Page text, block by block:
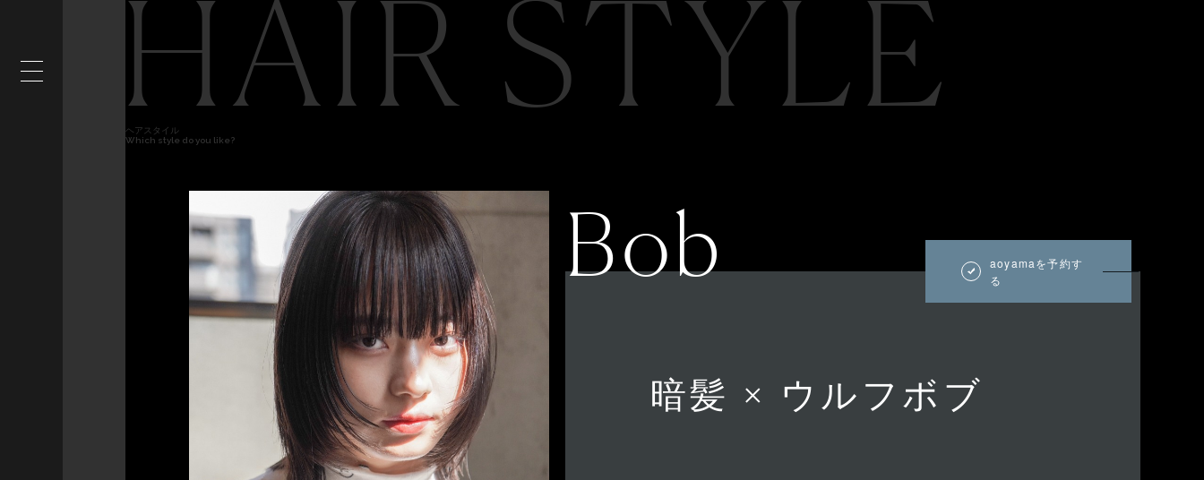
HAIR STYLE
ヘアスタイル
Which style do you like?
Bob
aoyamaを予約す
る
暗髪 × ウルフボブ